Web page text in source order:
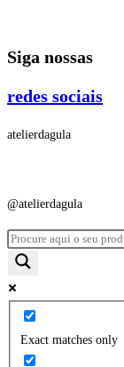
o
Siga nossas
redes sociais
atelierdagula
@atelierdagula
Exact matches only